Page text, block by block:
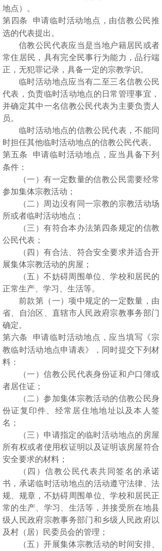
地点）。
第四条
申请临时活动地点，由信教公民推
选的代表提出。
信教公民代表应当是当地户籍居民或者
常住居民，具有完全民事行为能力，品行端
正，无犯罪记录，具备一定的宗教学识。
临时活动地点应当有二至三名信教公民
代表，负责临时活动地点的日常管理事宜，
并确定其中一名信教公民代表为主要负责人
员。
临时活动地点的信教公民代表，不能同
时担任其他临时活动地点的信教公民代表。
第五条
申请临时活动地点，应当具备下列
条件：
（一）有一定数量的信教公民需要经常
参加集体宗教活动；
（二）周边没有同一宗教的宗教活动场
所或者临时活动地点；
（三）有符合本办法第四条规定的信教
公民代表；
（四）有合法、符合安全要求并适合开
展集体宗教活动的房屋；
（五）不妨碍周围单位、学校和居民的
正常生产、学习、生活等。
前款第（一）项中规定的一定数量，由
省、自治区、直辖市人民政府宗教事务部门
确定。
第六条
申请临时活动地点，应当填写《宗
教临时活动地点申请表》，同时提交下列材
料：
（一）信教公民代表身份证和户口簿或
者居住证；
（二）参加集体宗教活动的信教公民身
份证复印件、经常居住地地址以及本人签
名；
（三）申请指定的临时活动地点的房屋
所有权或者使用权证明以及证明该房屋符合
安全要求的材料；
（四）信教公民代表共同签名的承诺
书，承诺临时活动地点的活动遵守法律、法
规、规章，不妨碍周围单位、学校和居民正
常的生产、学习、生活等，并接受所在地县
级人民政府宗教事务部门和乡级人民政府以
及村（居）民委员会的管理；
（五）开展集体宗教活动的时间安排、